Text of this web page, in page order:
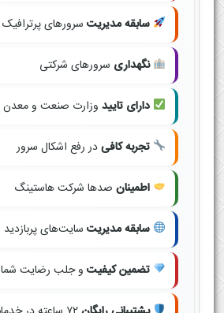
سابقه مدیریت سرورهای پرترافیک
نگهداری سرورهای شرکتی
دارای تایید وزارت صنعت و معدن
تجربه کافیدر رفع اشکال سرور
اطمینان صدها شرکت هاستینگ
سابقه مدیریت سایت‌های پربازدید
تضمین کیفیت و جلب رضایت شما